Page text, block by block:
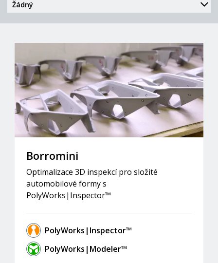
Borromini
Optimalizace 3D inspekcí pro složité
automobilové formy s
PolyWorks|Inspector™
PolyWorks|Inspector™
PolyWorks|Modeler™